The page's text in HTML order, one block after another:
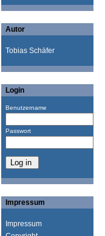
Autor
Tobias Schäfer
Login
Benutzername
Passwort
Impressum
Impressum